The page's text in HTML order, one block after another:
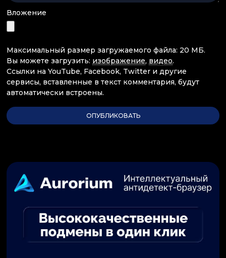
Вложение
Максимальный размер загружаемого файла: 20 МБ.
Вы можете загрузить: изображение, видео.
Ссылки на YouTube, Facebook, Twitter и другие
сервисы, вставленные в текст комментария, будут
автоматически встроены.